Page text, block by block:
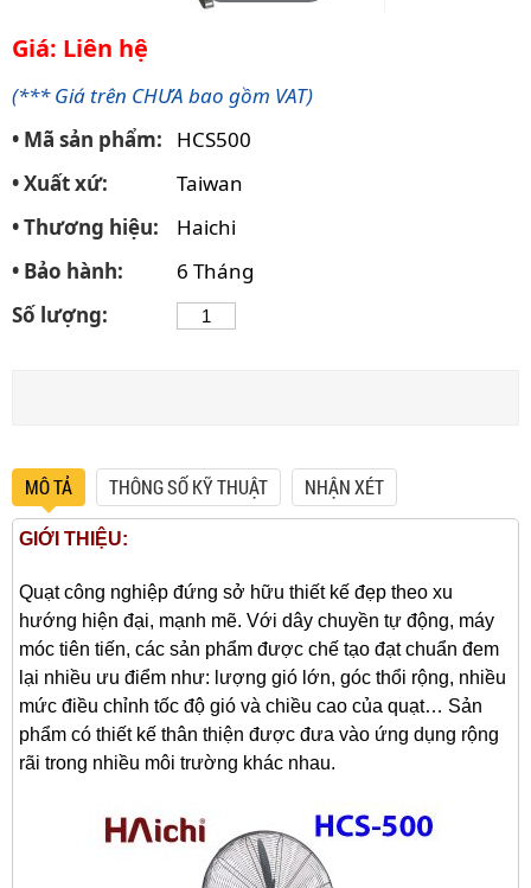
Giá: Liên hệ
(*** Giá trên CHƯA bao gồm VAT)
• Mã sản phẩm:
HCS500
• Xuất xứ:
Taiwan
• Thương hiệu:
Haichi
• Bảo hành:
6 Tháng
Số lượng:
MÔ TẢ THÔNG SỐ KỸ THUẬT NHẬN XÉT
GIỚI THIỆU:
Quạt công nghiệp đứng sở hữu thiết kế đẹp theo xu
hướng hiện đại, mạnh mẽ. Với dây chuyền tự động, máy
móc tiên tiến, các sản phẩm được chế tạo đạt chuẩn đem
lại nhiều ưu điểm như: lượng gió lớn, góc thổi rộng, nhiều
mức điều chỉnh tốc độ gió và chiều cao của quạt… Sản
phẩm có thiết kế thân thiện được đưa vào ứng dụng rộng
rãi trong nhiều môi trường khác nhau.